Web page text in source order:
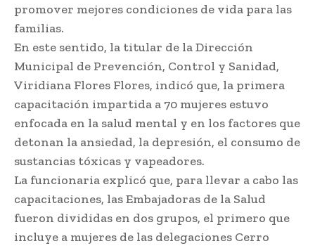
promover mejores condiciones de vida para las
familias.
En este sentido, la titular de la Dirección
Municipal de Prevención, Control y Sanidad,
Viridiana Flores Flores, indicó que, la primera
capacitación impartida a 70 mujeres estuvo
enfocada en la salud mental y en los factores que
detonan la ansiedad, la depresión, el consumo de
sustancias tóxicas y vapeadores.
La funcionaria explicó que, para llevar a cabo las
capacitaciones, las Embajadoras de la Salud
fueron divididas en dos grupos, el primero que
incluye a mujeres de las delegaciones Cerro